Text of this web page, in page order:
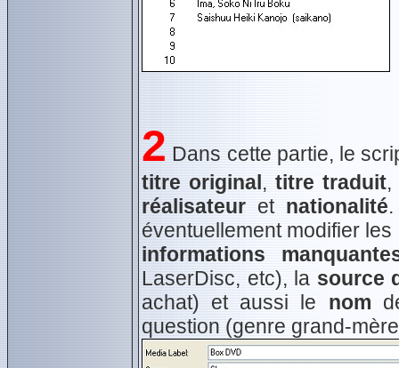
2 Dans cette partie, le
titre original, titre traduit,
réalisateur et nationalité
éventuellement modifier
informations
LaserDisc, etc), la source
achat) et aussi le nom
question (genre grand-